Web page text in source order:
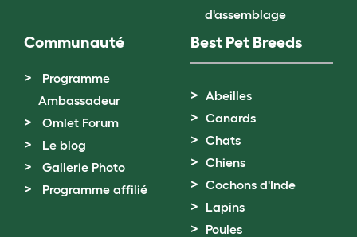
d'assemblage
Communauté
Programme
Ambassadeur
Omlet Forum
Le blog
Gallerie Photo
Programme affilié
Best Pet Breeds
Abeilles
Canards
Chats
Chiens
Cochons d'Inde
Lapins
Poules